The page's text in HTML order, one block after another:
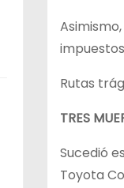
Rutas
TRES
Sucedió
Toyota